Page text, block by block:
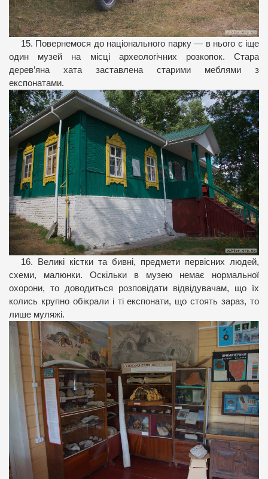
15. Повернемося до національного парку — в нього є іще
один музей на місці археологічних розкопок. Стара
дерев’яна хата заставлена старими меблями з
експонатами.
16. Великі кістки та бивні, предмети первісних людей,
схеми, малюнки. Оскільки в музею немає нормальної
охорони, то доводиться розповідати відвідувачам, що їх
колись крупно обікрали і ті експонати, що стоять зараз, то
лише муляжі.